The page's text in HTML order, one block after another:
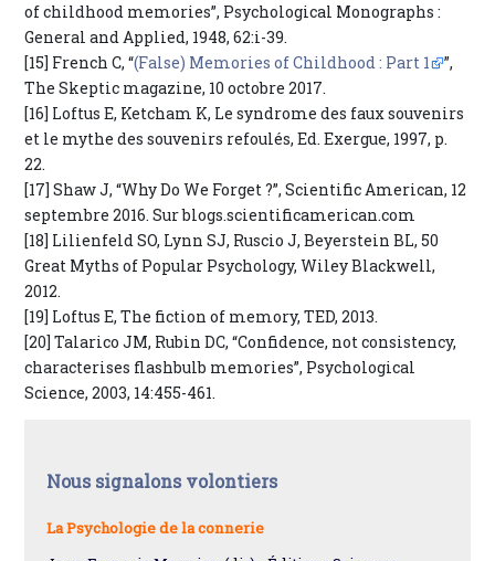
of childhood memories”, Psychological Monographs :
General and Applied, 1948, 62:i-39.
[15] French C, “(False) Memories of Childhood : Part 1
”,
The Skeptic magazine, 10 octobre 2017.
[16] Loftus E, Ketcham K, Le syndrome des faux souvenirs
et le mythe des souvenirs refoulés, Ed. Exergue, 1997, p.
22.
[17] Shaw J, “Why Do We Forget ?”, Scientific American, 12
septembre 2016. Sur blogs.scientificamerican.com
[18] Lilienfeld SO, Lynn SJ, Ruscio J, Beyerstein BL, 50
Great Myths of Popular Psychology, Wiley Blackwell,
2012.
[19] Loftus E, The fiction of memory, TED, 2013.
[20] Talarico JM, Rubin DC, “Confidence, not consistency,
characterises flashbulb memories”, Psychological
Science, 2003, 14:455-461.
Nous signalons volontiers
La Psychologie de la connerie